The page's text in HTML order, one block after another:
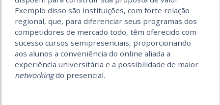
Exemplo disso são instituições, com forte relação
regional, que, para diferenciar seus programas dos
competidores de mercado todo, têm oferecido com
sucesso cursos semipresenciais, proporcionando
aos alunos a conveniência do online aliada a
experiência universitária e a possibilidade de maior
networkingdo presencial.